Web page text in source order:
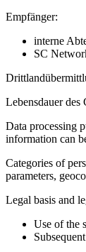
Empfänger:
interne
SC
Lebensdauer des
Data processing
information can
Categories of
parameters,
Legal basis and
Use of the